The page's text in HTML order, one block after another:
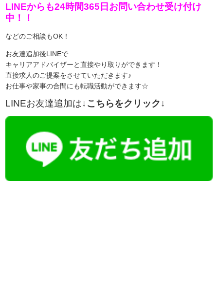
LINEからも24時間365日お問い合わせ受け付け
中！！
などのご相談もOK！
お友達追加後LINEで
キャリアアドバイザーと直接やり取りができます！
直接求人のご提案をさせていただきます♪
お仕事や家事の合間にも転職活動ができます☆
LINEお友達追加は↓こちらをクリック↓